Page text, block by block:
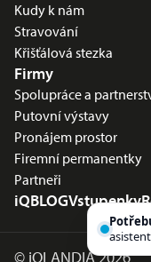
Kudy k nám
Stravování
Křišťálová stezka
Firmy
Spolupráce a
Putovní výstavy
Pronájem prostor
Firemní permanentky
Partneři
iQBLOGVstupenky
© iQLANDIA 2026